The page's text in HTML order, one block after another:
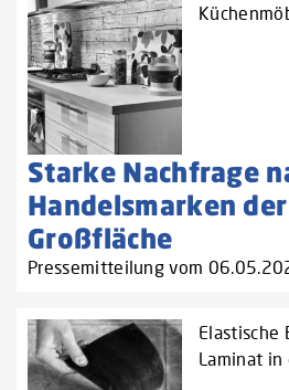
Starke Nachfrage
Handelsmarken
Großfläche
Pressemitteilung vom
Elastische
Laminat in